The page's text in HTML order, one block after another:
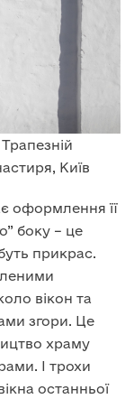
Київ
оформлення її
боку – це
прикрас.
вікон та
згори. Це
храму
І трохи
останньої